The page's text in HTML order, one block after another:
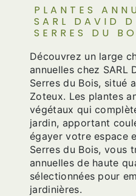
PLANTES
SARL DAVID
SERRES DU
Découvrez un large
annuelles chez SARL
Serres du Bois, situé
Zoteux. Les plantes
végétaux qui
jardin, apportant
égayer votre espace
Serres du Bois, vous
annuelles de haute
sélectionnées pour
jardinières.